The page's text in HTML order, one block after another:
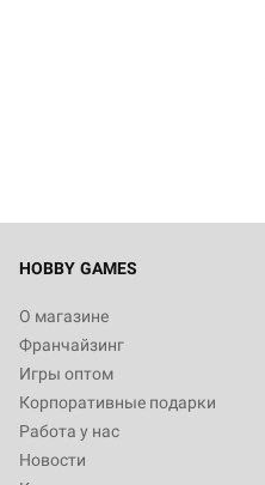
HOBBY GAMES
О магазине
Франчайзинг
Игры оптом
Корпоративные подарки
Работа у нас
Новости